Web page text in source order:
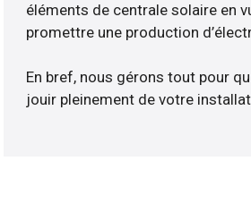
éléments de centrale solaire en
promettre une production
En bref, nous gérons tout pour
jouir pleinement de votre